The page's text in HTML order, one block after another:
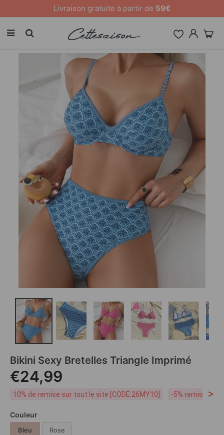
10 % de remise sur tout le site [CODE: 26MY10]
Bikini Sexy Bretelles Triangle Imprimé
€24,99
10% de remise sur tout le site [CODE:26MY10] -5% remise dès
>
Couleur
Bleu Rose